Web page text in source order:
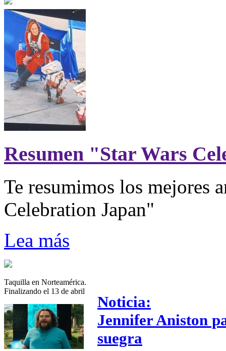
Resumen "Star Wars
Te resumimos los mejores
Celebration Japan"
Lea más
Taquilla en Norteamérica.
Finalizando el 13 de abril
Noticia:
Jennifer Aniston
suegra